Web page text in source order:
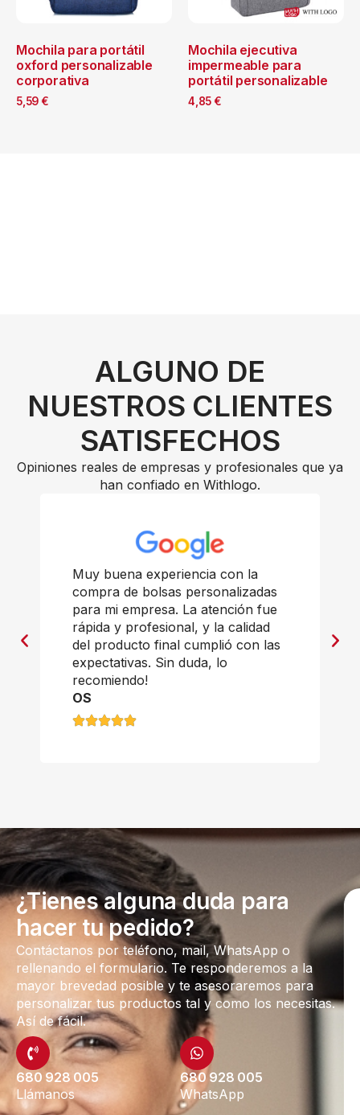
Mochila para portátil
oxford personalizable
corporativa
5,59 €
Mochila ejecutiva
impermeable para
portátil personalizable
4,85 €
ALGUNO DE
NUESTROS CLIENTES
SATISFECHOS
Opiniones reales de empresas y profesionales que ya
han confiado en Withlogo.
Muy buena experiencia con la
compra de bolsas personalizadas
para mi empresa. La atención fue
rápida y profesional, y la calidad
del producto final cumplió con las
expectativas. Sin duda, lo
recomiendo!
OS
¿Tienes alguna duda para
hacer tu pedido?
Contáctanos por teléfono, mail, WhatsApp o
rellenando el formulario. Te responderemos a la
mayor brevedad posible y te asesoraremos para
personalizar tus productos tal y como los necesitas.
Así de fácil.
680 928 005
Llámanos
680 928 005
WhatsApp